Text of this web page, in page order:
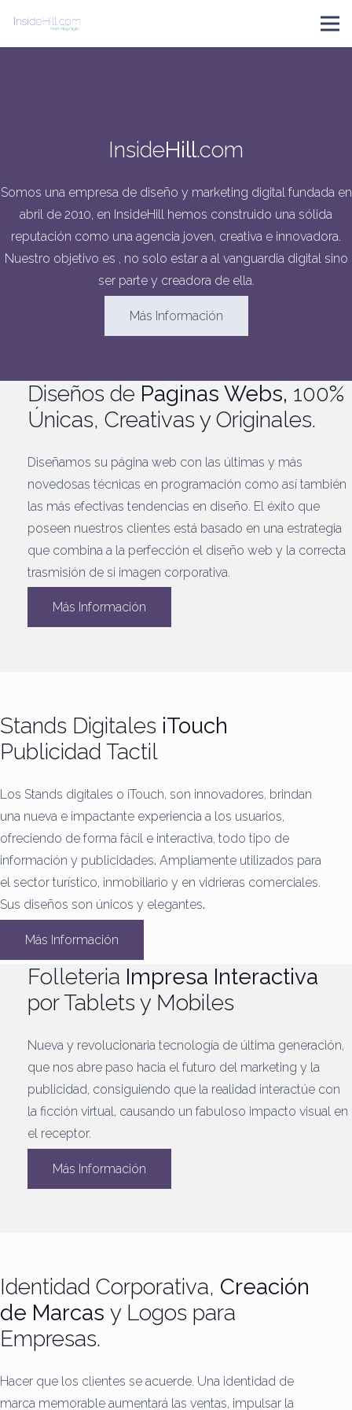
InsideHill.com
Somos una empresa de diseño y marketing digital fundada en
abril de 2010, en InsideHill hemos construido una sólida
reputación como una agencia joven, creativa e innovadora.
Nuestro objetivo es , no solo estar a al vanguardia digital sino
ser parte y creadora de ella.
Más Información
Diseños de Paginas Webs, 100%
Únicas, Creativas y Originales.
Diseñamos su página web con las últimas y más
novedosas técnicas en programación como así también
las más efectivas tendencias en diseño. El éxito que
poseen nuestros clientes está basado en una estrategia
que combina a la perfección el diseño web y la correcta
trasmisión de si imagen corporativa.
Más Información
Stands Digitales iTouch
Publicidad Tactil
Los Stands digitales o iTouch, son innovadores, brindan
una nueva e impactante experiencia a los usuarios,
ofreciendo de forma fácil e interactiva, todo tipo de
información y publicidades. Ampliamente utilizados para
el sector turístico, inmobiliario y en vidrieras comerciales.
Sus diseños son únicos y elegantes.
Más Información
Folleteria Impresa Interactiva
por Tablets y Mobiles
Nueva y revolucionaria tecnología de última generación,
que nos abre paso hacia el futuro del marketing y la
publicidad, consiguiendo que la realidad interactúe con
la ficción virtual, causando un fabuloso impacto visual en
el receptor.
Más Información
Identidad Corporativa, Creación
de Marcas y Logos para
Empresas.
Hacer que los clientes se acuerde. Una identidad de
marca memorable aumentará las ventas, impulsar la